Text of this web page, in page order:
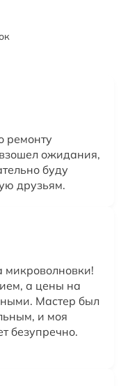
ремонту
ожидания,
буду
друзьям.
микроволновки!
а цены на
Мастер был
и моя
безупречно.